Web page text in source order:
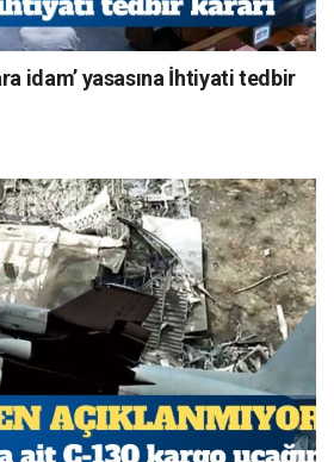
idam’ yasasına İhtiyati tedbir